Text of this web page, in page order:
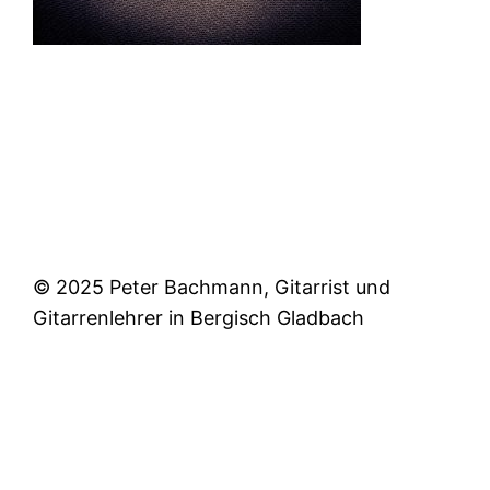
© 2025 Peter Bachmann, Gitarrist und
Gitarrenlehrer in Bergisch Gladbach